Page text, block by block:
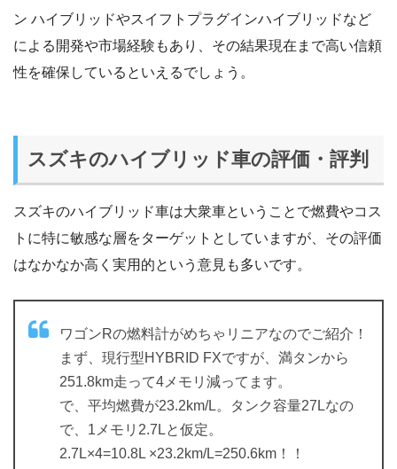
ン ハイブリッドやスイフトプラグインハイブリッドなど
による開発や市場経験もあり、その結果現在まで高い信頼
性を確保しているといえるでしょう。
スズキのハイブリッド車の評価・評判
スズキのハイブリッド車は大衆車ということで燃費やコス
トに特に敏感な層をターゲットとしていますが、その評価
はなかなか高く実用的という意見も多いです。
ワゴンRの燃料計がめちゃリニアなのでご紹介！
まず、現行型HYBRID FXですが、満タンから
251.8km走って4メモリ減ってます。
で、平均燃費が23.2km/L。タンク容量27Lなの
で、1メモリ2.7Lと仮定。
2.7L×4=10.8L ×23.2km/L=250.6km！！